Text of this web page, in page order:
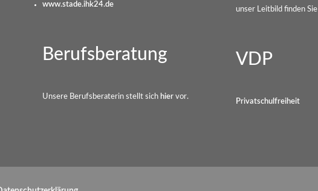
www.stade.ihk24.de
Berufsberatung
Unsere Berufsberaterin stellt sich hier vor.
unser Leitbild finden Sie
VDP
Privatschulfreiheit